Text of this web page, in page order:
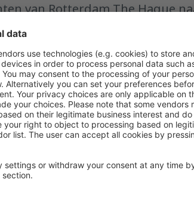
van Rotterdam The Hague
Maximumprijs
nieuwsbrief.Ik ga ermee akkoord om
meer deal voor u